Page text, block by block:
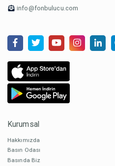
info@fonbulucu.com
Kurumsal
Hakkımızda
Basın Odası
Basında Biz